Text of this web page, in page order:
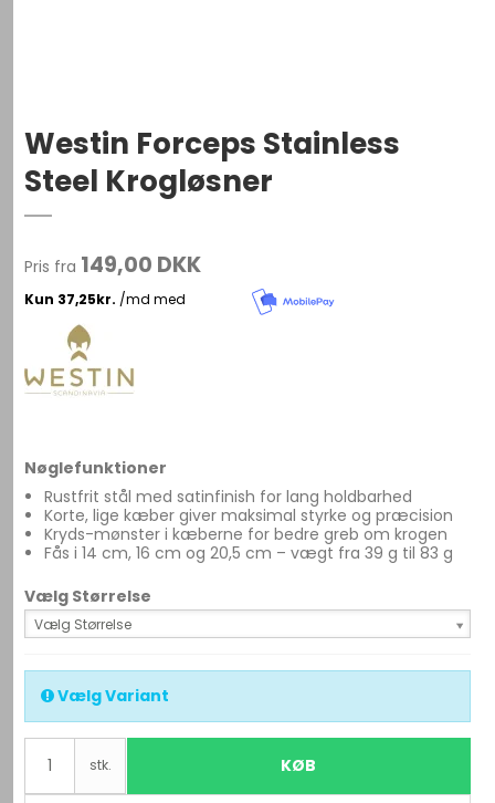
Westin Forceps Stainless
Steel Krogløsner
Pris fra 149,00 DKK
Nøglefunktioner
Rustfrit stål med satinfinish for lang holdbarhed
Korte, lige kæber giver maksimal styrke og præcision
Kryds-mønster i kæberne for bedre greb om krogen
Fås i 14 cm, 16 cm og 20,5 cm – vægt fra 39 g til 83 g
Vælg Størrelse
Vælg Størrelse
Vælg Variant
stk. KØB